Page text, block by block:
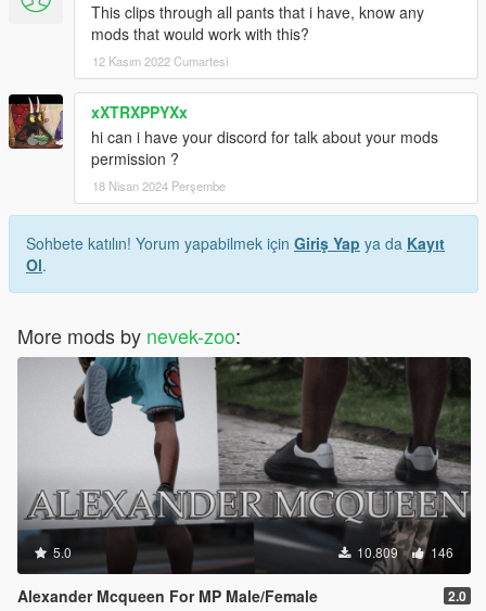
This clips through all pants that i have, know any
mods that would work with this?
12 Kasım 2022 Cumartesi
xXTRXPPYXx
hi can i have your discord for talk about your mods
permission ?
18 Nisan 2024 Perşembe
Sohbete katılın! Yorum yapabilmek için Giriş Yap ya da Kayıt
Ol.
More mods by nevek-zoo:
5.0 10.809 146
Alexander Mcqueen For MP Male/Female 2.0